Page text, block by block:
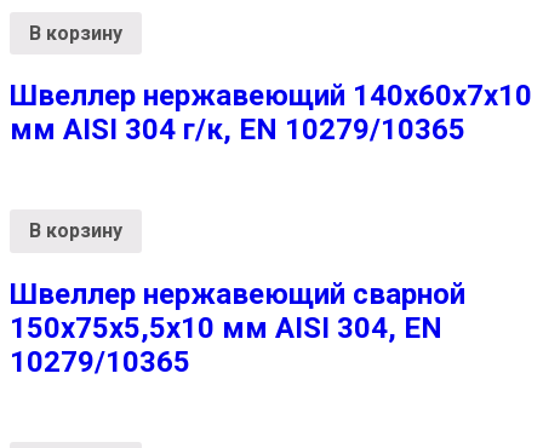
В корзину
Швеллер нержавеющий 140х60х7х10
мм AISI 304 г/к, EN 10279/10365
В корзину
Швеллер нержавеющий сварной
150х75х5,5х10 мм AISI 304, EN
10279/10365